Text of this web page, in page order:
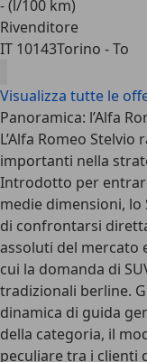
- (l/100 km)
Rivenditore
IT 10143Torino - To
Visualizza tutte le
Panoramica: l’Alfa
L’Alfa Romeo
importanti nella
Introdotto per
medie dimensioni, lo
di confrontarsi
assoluti del mercato
cui la domanda di
tradizionali berline.
dinamica di guida
della categoria, il
peculiare tra i clienti